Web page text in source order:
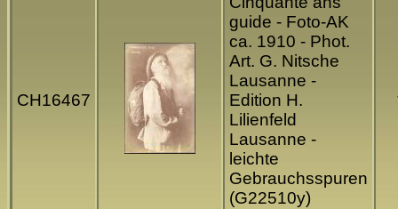
CH16467
guide - Foto-AK
ca. 1910 - Phot.
Art. G. Nitsche
Lausanne -
Edition H.
Lilienfeld
Lausanne -
leichte
Gebrauchsspuren
(G22510y)